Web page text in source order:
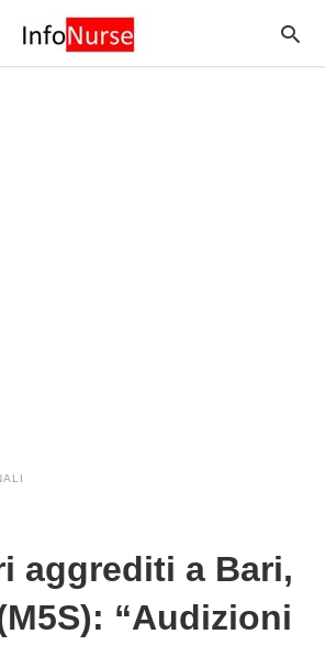
aggrediti a Bari,
“Audizioni